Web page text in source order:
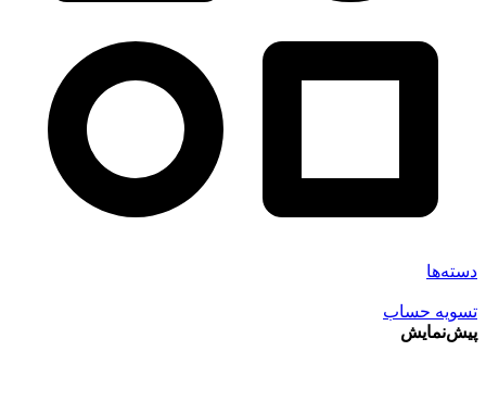
دسته‌ها
تسویه حساب
پیش‌نمایش